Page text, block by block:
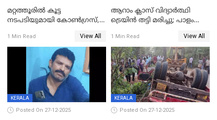
മറ്റത്തൂരിൽ കൂട്ട
നടപടിയുമായി കോണ്‍ഗ്രസ്,
എട്ട് പേര്‍ ഉള്‍പ്പെടെ
പത്തുപേരെ പുറത്താക്കി,
ചൊവ്വന്നൂരിലും നടപടി
1 Min Read View All
ആറാം ക്ലാസ് വിദ്യാർത്ഥി
ട്രെയിൻ തട്ടി മരിച്ചു; പാളം
അപകടം മലപ്പുറത്ത്
1 Min Read View All
KERALA
Posted On 27-12-2025
KERALA
Posted On 27-12-2025